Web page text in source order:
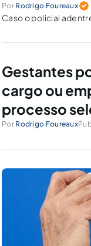
Por Rodrigo Foureaux
Caso o policial
Gestantes
cargo ou
processo
Por Rodrigo Foureaux